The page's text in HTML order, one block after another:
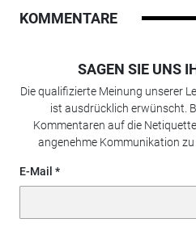
KOMMENTARE
SAGEN SIE UNS
Die qualifizierte Meinung unserer
ist ausdrücklich erwünscht.
Kommentaren auf die
angenehme Kommunikation
E-Mail